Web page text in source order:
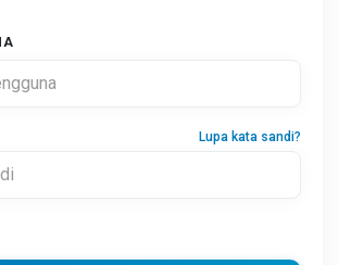
Lupa kata sandi?